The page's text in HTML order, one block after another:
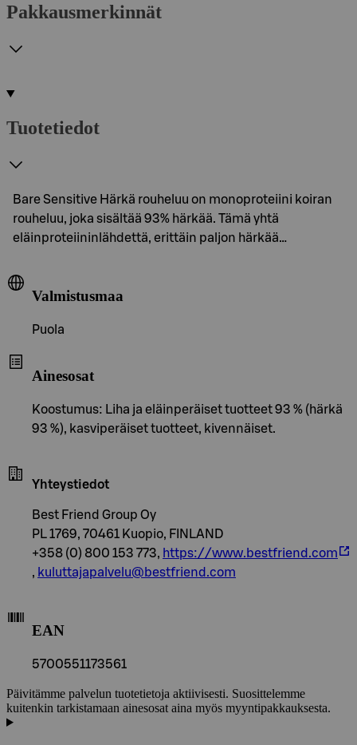
Pakkausmerkinnät
Tuotetiedot
Bare Sensitive Härkä rouheluu on monoproteiini koiran
rouheluu, joka sisältää 93% härkää. Tämä yhtä
eläinproteiininlähdettä, erittäin paljon härkää…
Valmistusmaa
Puola
Ainesosat
Koostumus: Liha ja eläinperäiset tuotteet 93 % (härkä
93 %), kasviperäiset tuotteet, kivennäiset.
Yhteystiedot
Best Friend Group Oy
PL 1769, 70461 Kuopio, FINLAND
+358 (0) 800 153 773, https://www.bestfriend.com
, kuluttajapalvelu@bestfriend.com
EAN
5700551173561
Päivitämme palvelun tuotetietoja aktiivisesti. Suosittelemme
kuitenkin tarkistamaan ainesosat aina myös myyntipakkauksesta.